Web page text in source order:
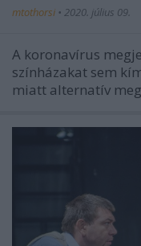
mtothorsi • 2020. július 09.
A koronavírus
színházakat sem
miatt alternatív